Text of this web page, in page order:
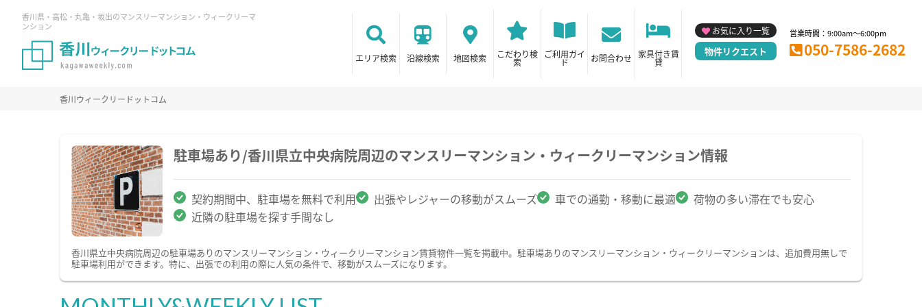
香川県・高松・丸亀・坂出のマンスリーマンション・ウィークリーマ
ンション
エリア検索 沿線検索 地図検索 こだわり検
索
ご利用ガイ
ド お問合わせ 家具付き賃
貸
お気に入り一覧
物件リクエスト
営業時間：9:00am～6:00pm
050-7586-2682
香川ウィークリードットコム
駐車場あり/香川県立中央病院周辺のマンスリーマンション・ウィークリーマンション情報
契約期間中、駐車場を無料で利用 出張やレジャーの移動がスムーズ 車での通勤・移動に最適
荷物の多い滞在でも安心
近隣の駐車場を探す手間なし
香川県立中央病院周辺の駐車場ありのマンスリーマンション・ウィークリーマンション賃貸物件一覧を掲載中。駐車場ありのマンスリーマンション・ウィークリーマンションは、追加費用無しで
駐車場利用ができます。特に、出張での利用の際に人気の条件で、移動がスムーズになります。